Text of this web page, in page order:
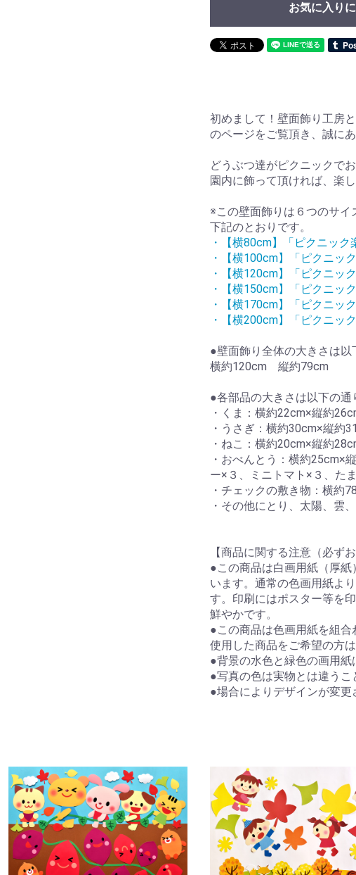
お気に入り
初めまして！壁面飾り工房
のページをご覧頂き、誠に
どうぶつ達がピクニックで
園内に飾って頂ければ、楽
※この壁面飾りは６つのサ
下記のとおりです。
・【横80cm】「ピクニック
・【横100cm】「ピクニッ
・【横120cm】「ピクニッ
・【横150cm】「ピクニッ
・【横170cm】「ピクニッ
・【横200cm】「ピクニッ
●壁面飾り全体の大きさは以
横約120cm 縦約79cm
●各部品の大きさは以下の通
・くま：横約22cm×縦約
・うさぎ：横約30cm×縦約
・ねこ：横約20cm×縦約
・おべんとう：横約25cm×
ー×３、ミニトマト×３、た
・チェックの敷き物：横
・その他にとり、太陽、雲
【商品に関する注意（必ず
●この商品は白画用紙（厚
います。通常の色画用紙よ
す。印刷にはポスター等を
鮮やかです。
●この商品は色画用紙を組
使用した商品をご希望の方
●背景の水色と緑色の画用紙
●写真の色は実物とは違うこ
●場合によりデザインが変更